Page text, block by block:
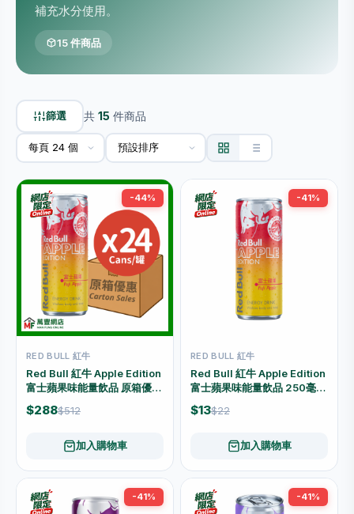
補充水分使用。
15 件商品
篩選 共 15 件商品
-44%
RED BULL 紅牛
Red Bull 紅牛 Apple Edition
富士蘋果味能量飲品 原箱優惠
（250毫升 × 24罐）
$288$512
加入購物車
-41%
RED BULL 紅牛
Red Bull 紅牛 Apple Edition
富士蘋果味能量飲品 250毫升
罐裝
$13$22
加入購物車
-41% -41%